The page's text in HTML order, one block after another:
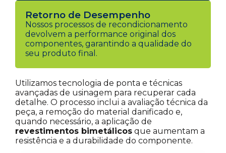
Retorno de Desempenho
Nossos processos de recondicionamento
devolvem a performance original dos
componentes, garantindo a qualidade do
seu produto final.
Utilizamos tecnologia de ponta e técnicas
avançadas de usinagem para recuperar cada
detalhe. O processo inclui a avaliação técnica da
peça, a remoção do material danificado e,
quando necessário, a aplicação de
revestimentos bimetálicos que aumentam a
resistência e a durabilidade do componente.